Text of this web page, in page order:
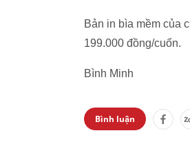
Bản in bìa mềm của
199.000 đồng/cuốn.
Bình Minh
Bình luận